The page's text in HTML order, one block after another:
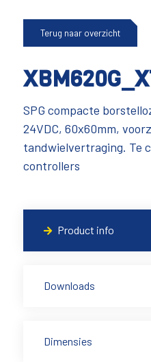
Terug naar overzicht
SPG compacte
24VDC, 60x60mm,
tandwielvertraging. Te
controllers
Product info
Downloads
Dimensies